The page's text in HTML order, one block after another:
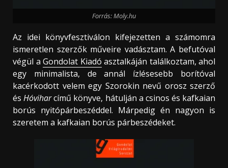
Forrás: Moly.hu
Az idei könyvfesztiválon kifejezetten a számomra
ismeretlen szerzők műveire vadásztam. A befutóval
végül a Gondolat Kiadó asztalkáján találkoztam, ahol
egy minimalista, de annál ízlésesebb borítóval
kacérkodott velem egy Szorokin nevű orosz szerző
ésHóviharcímű könyve, hátulján a csinos és kafkaian
borús nyitópárbeszéddel. Márpedig én nagyon is
szeretem a kafkaian borús párbeszédeket.